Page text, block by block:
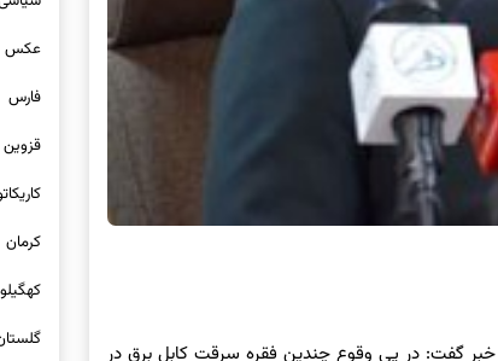
خبر گفت: در پی وقوع چندین فقره سرقت کابل برق در
عکس
فارس
قزوین
کرمان